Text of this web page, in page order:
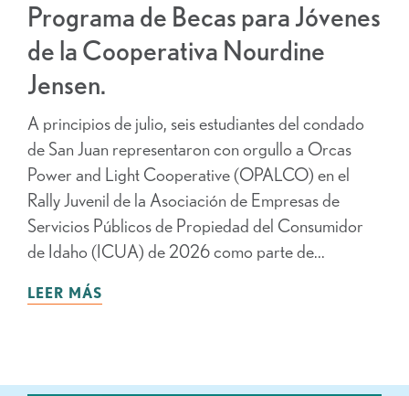
Programa de Becas para Jóvenes
de la Cooperativa Nourdine
Jensen.
A principios de julio, seis estudiantes del condado
de San Juan representaron con orgullo a Orcas
Power and Light Cooperative (OPALCO) en el
Rally Juvenil de la Asociación de Empresas de
Servicios Públicos de Propiedad del Consumidor
de Idaho (ICUA) de 2026 como parte de...
LEER MÁS